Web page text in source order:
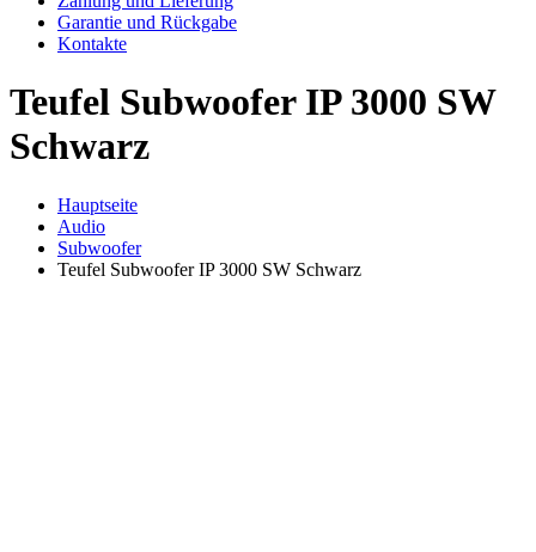
Garantie und Rückgabe
Kontakte
Teufel Subwoofer IP 3000 SW
Schwarz
Hauptseite
Audio
Subwoofer
Teufel Subwoofer IP 3000 SW Schwarz